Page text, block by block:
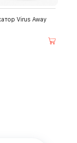
Virus Away